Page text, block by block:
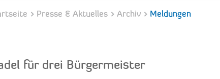
Presse & Aktuelles Archiv Meldungen
für drei Bürgermeister